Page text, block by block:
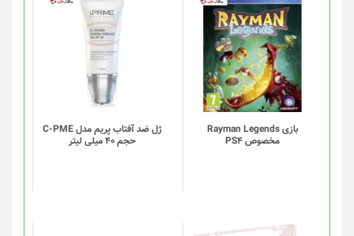
بازی Rayman Legends
مخصوص PS4
ژل ضد آفتاب پریم مدل C-PME
حجم 40 میلی لیتر